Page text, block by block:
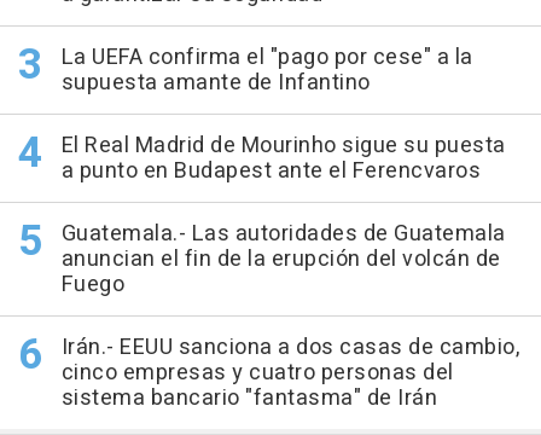
La UEFA confirma el "pago por cese" a la
supuesta amante de Infantino
El Real Madrid de Mourinho sigue su puesta
a punto en Budapest ante el Ferencvaros
Guatemala.- Las autoridades de Guatemala
anuncian el fin de la erupción del volcán de
Fuego
Irán.- EEUU sanciona a dos casas de cambio,
cinco empresas y cuatro personas del
sistema bancario "fantasma" de Irán